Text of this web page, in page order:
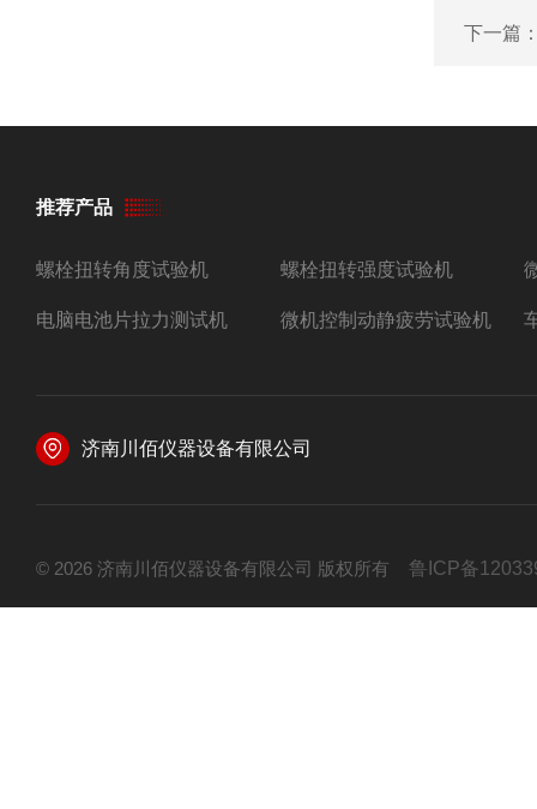
下一篇
推荐产品
螺栓扭转角度试验机 螺栓扭转强度试验机
电脑电池片拉力测试机 微机控制动静疲劳试验机
济南川佰仪器设备有限公司
© 2026 济南川佰仪器设备有限公司 版权所有 鲁ICP备